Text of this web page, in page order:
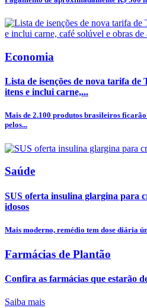
Economia
Lista de isenções de nova tarifa de
itens e inclui carne,...
Mais de 2.100 produtos brasileiros
pelos...
Saúde
SUS oferta insulina glargina para
idosos
Mais moderno, remédio tem dose diária
Farmácias de Plantão
Confira as farmácias que estarão
Saiba mais